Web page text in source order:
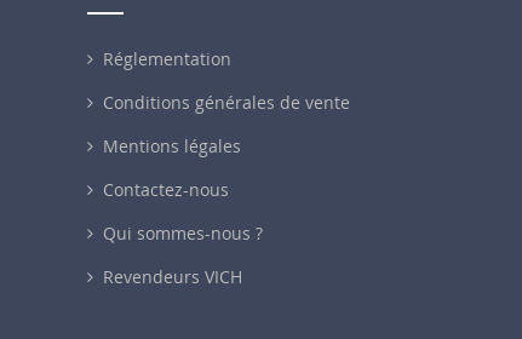
Réglementation
Conditions générales de vente
Mentions légales
Contactez-nous
Qui sommes-nous ?
Revendeurs VICH